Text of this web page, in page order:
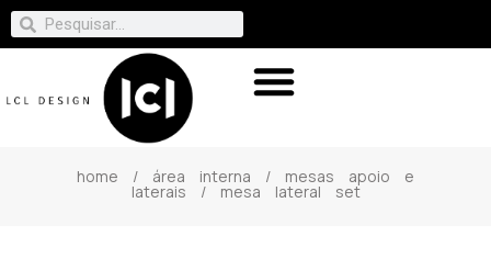
home / área interna / mesas apoio e
laterais / mesa lateral set